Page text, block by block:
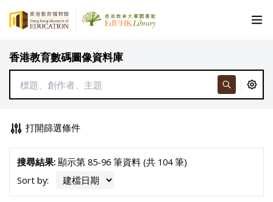
香港教育數碼圖像資料庫
打開篩選條件
搜尋結果:顯示第 85-96 筆資料 (共 104 筆)
Sort by: